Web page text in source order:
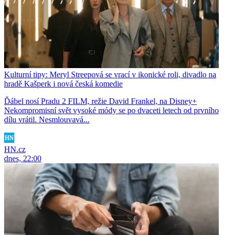
Kulturní tipy: Meryl Streepová se vrací v ikonické roli, divadlo na
hradě Kašperk i nová česká komedie
Ďábel nosí Pradu 2 FILM, režie David Frankel, na Disney+
Nekompromisní svět vysoké módy se po dvaceti letech od prvního
dílu vrátil. Nesmlouvavá...
HN.cz
dnes, 22:00